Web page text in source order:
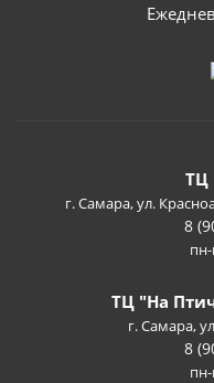
ТЦ
г. Самара, ул.
8
пн-
ТЦ "На
г. Самара,
8
пн-